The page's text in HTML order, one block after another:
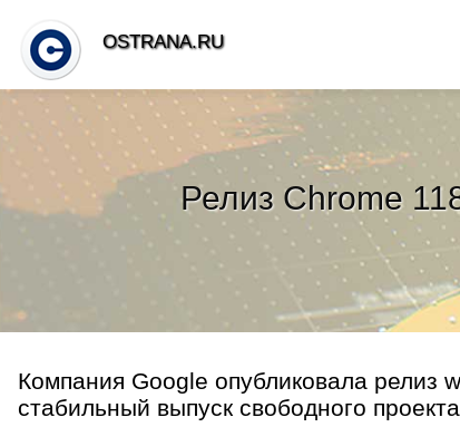
Релиз Chrome
Компания Google опубликовала релиз
стабильный выпуск свободного
OSTRANA.RU